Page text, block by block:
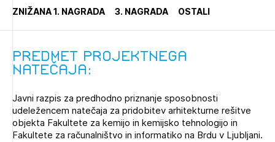
ZNIŽANA 1. NAGRADA 3. NAGRADA OSTALI
Predmet projektnega
natečaja:
Javni razpis za predhodno priznanje sposobnosti
udeležencem natečaja za pridobitev arhitekturne rešitve
objekta Fakultete za kemijo in kemijsko tehnologijo in
Fakultete za računalništvo in informatiko na Brdu v Ljubljani.
NAPREJ